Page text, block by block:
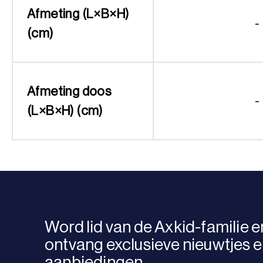
Afmeting (L×B×H)
(cm)
-
Afmeting doos
(L×B×H) (cm)
-
Word lid van de Axkid-familie
ontvang exclusieve nieuwtjes